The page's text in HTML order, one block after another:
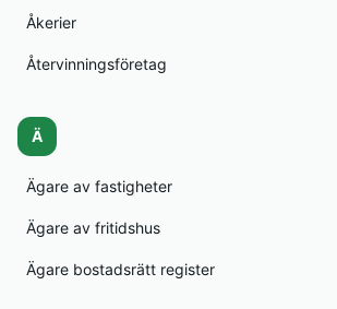
Åkerier
Återvinningsföretag
Ä
Ägare av fastigheter
Ägare av fritidshus
Ägare bostadsrätt register